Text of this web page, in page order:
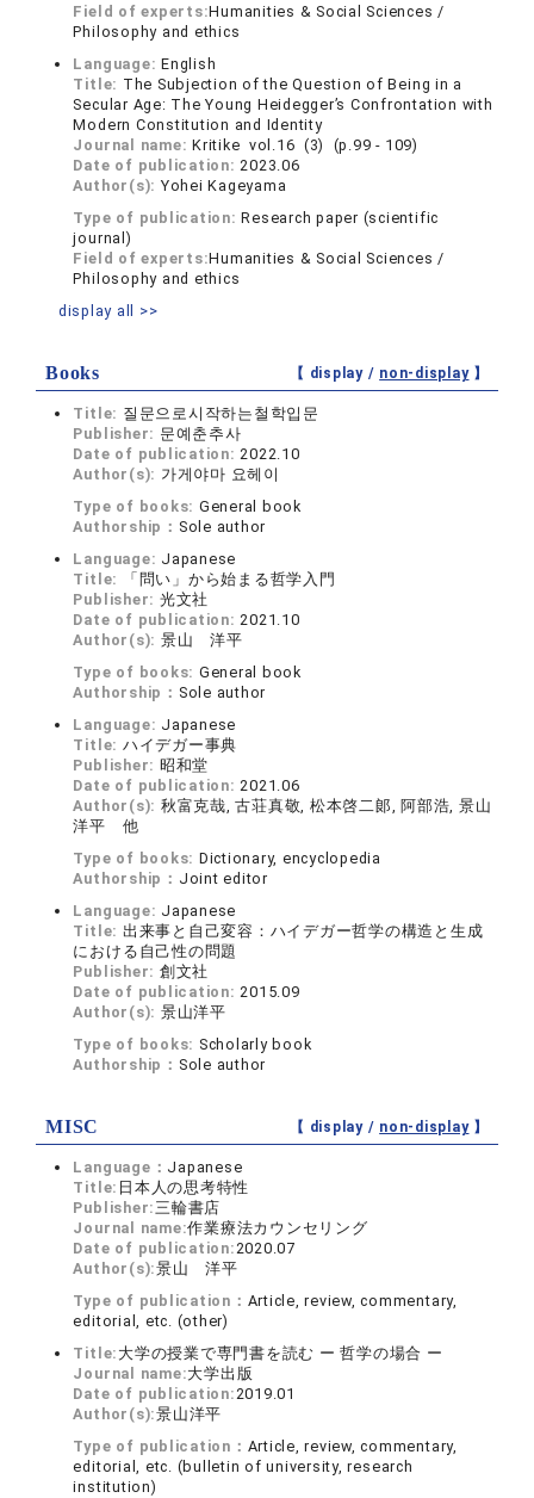
Field of experts:Humanities & Social Sciences /
Philosophy and ethics
Language:English
Title: The Subjection of the Question of Being in a
Secular Age: The Young Heidegger’s Confrontation with
Modern Constitution and Identity
Journal name:Kritike vol.16 (3) (p.99 - 109)
Date of publication:2023.06
Author(s): Yohei Kageyama
Type of publication:Research paper (scientific
journal)
Field of experts:Humanities & Social Sciences /
Philosophy and ethics
display all >>
Books 【 display / non-display】
Title: 질문으로시작하는철학입문
Publisher: 문예춘추사
Date of publication:2022.10
Author(s): 가게야마 요헤이
Type of books: General book
Authorship： Sole author
Language: Japanese
Title:
「問い」から始まる哲学入門
Publisher: 光文社
Date of publication:2021.10
Author(s): 景山 洋平
Type of books: General book
Authorship： Sole author
Language: Japanese
Title: ハイデガー事典
Publisher: 昭和堂
Date of publication:2021.06
Author(s): 秋富克哉, 古荘真敬, 松本啓二郞, 阿部浩, 景山
洋平 他
Type of books: Dictionary, encyclopedia
Authorship： Joint editor
Language: Japanese
Title: 出来事と自己変容：ハイデガー哲学の構造と生成
における自己性の問題
Publisher: 創文社
Date of publication:2015.09
Author(s): 景山洋平
Type of books: Scholarly book
Authorship： Sole author
MISC 【 display / non-display】
Language： Japanese
Title: 日本人の思考特性
Publisher:三輪書店
Journal name:作業療法カウンセリング
Date of publication:2020.07
Author(s):景山 洋平
Type of publication： Article, review, commentary,
editorial, etc. (other)
Title: 大学の授業で専門書を読む ー 哲学の場合 ー
Journal name:大学出版
Date of publication:2019.01
Author(s):景山洋平
Type of publication： Article, review, commentary,
editorial, etc. (bulletin of university, research
institution)